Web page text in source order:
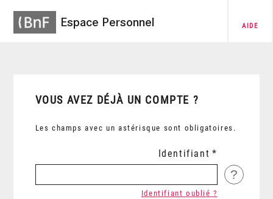
Espace Personnel AIDE
VOUS AVEZ DÉJÀ UN COMPTE ?
Les champs avec un astérisque sont obligatoires.
Identifiant
?
Identifiant oublié ?